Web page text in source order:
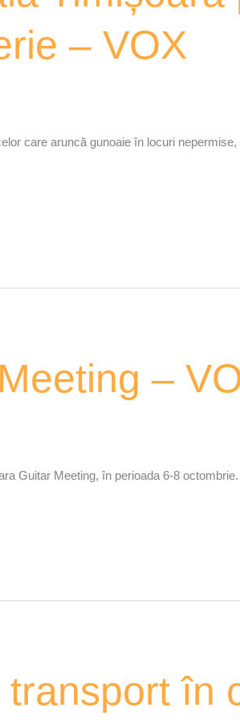
– VOX
care aruncă gunoaie în locuri
–
Guitar Meeting, în perioada 6-8 octombrie.
în